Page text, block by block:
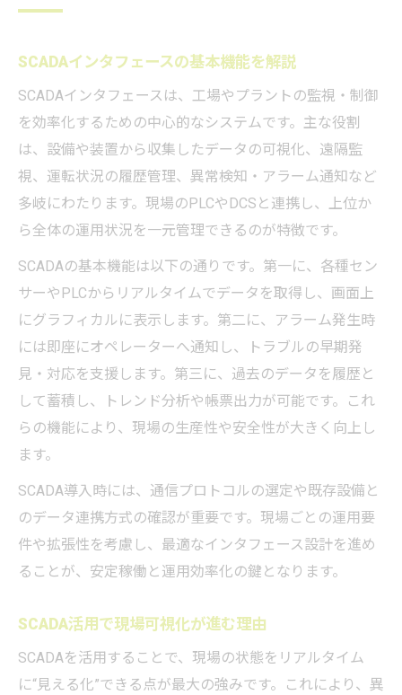
SCADAインタフェースの基本機能を解説
SCADAインタフェースは、工場やプラントの監視・制御
を効率化するための中心的なシステムです。主な役割
は、設備や装置から収集したデータの可視化、遠隔監
視、運転状況の履歴管理、異常検知・アラーム通知など
多岐にわたります。現場のPLCやDCSと連携し、上位か
ら全体の運用状況を一元管理できるのが特徴です。
SCADAの基本機能は以下の通りです。第一に、各種セン
サーやPLCからリアルタイムでデータを取得し、画面上
にグラフィカルに表示します。第二に、アラーム発生時
には即座にオペレーターへ通知し、トラブルの早期発
見・対応を支援します。第三に、過去のデータを履歴と
して蓄積し、トレンド分析や帳票出力が可能です。これ
らの機能により、現場の生産性や安全性が大きく向上し
ます。
SCADA導入時には、通信プロトコルの選定や既存設備と
のデータ連携方式の確認が重要です。現場ごとの運用要
件や拡張性を考慮し、最適なインタフェース設計を進め
ることが、安定稼働と運用効率化の鍵となります。
SCADA活用で現場可視化が進む理由
SCADAを活用することで、現場の状態をリアルタイム
に“見える化”できる点が最大の強みです。これにより、異